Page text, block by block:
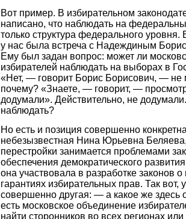
Вот пример. В избирательном
написано, что наблюдать на
только структура федерального уровня.
у нас была встреча с Надеждиным
Ему был задан вопрос: может ли
избирателей наблюдать на выборах в
«Нет, — говорит Борис Борисович, — не
почему? «Знаете, — говорит, —
додумали». Действительно, не
наблюдать?
Но есть и позиция совершенно
небезызвестная Нина Юрьевна
перестройки занимается проблемами
обеспечения демократического
она участвовала в разработке законов о
гарантиях избирательных прав. Так вот,
совершенно другая: — а какое же здесь
есть московское объединение
найти сторонников во всех регионах